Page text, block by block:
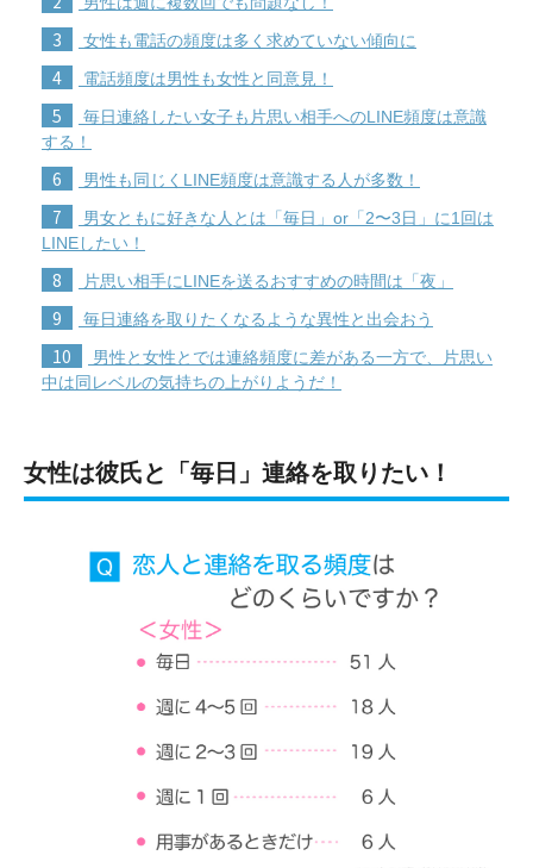
3 女性も電話の頻度は多く求めていない傾向に
4 電話頻度は男性も女性と同意見！
5
毎日連絡したい女子も片思い相手へのLINE頻度は意識
する！
6 男性も同じくLINE頻度は意識する人が多数！
7
男女ともに好きな人とは「毎日」or「2〜3日」に1回は
LINEしたい！
8 片思い相手にLINEを送るおすすめの時間は「夜」
9 毎日連絡を取りたくなるような異性と出会おう
10
男性と女性とでは連絡頻度に差がある一方で、片思い
中は同レベルの気持ちの上がりようだ！
女性は彼氏と「毎日」連絡を取りたい！